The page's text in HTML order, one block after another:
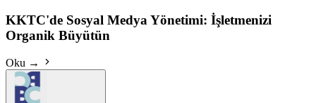
KKTC'de Sosyal Medya Yönetimi: İşletmenizi
Organik Büyütün
Oku →